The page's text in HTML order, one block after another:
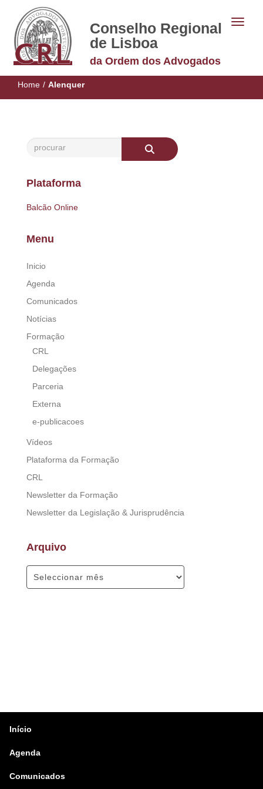
Conselho Regional
de Lisboa
da Ordem dos Advogados
Home / Alenquer
Plataforma
Balcão Online
Menu
Inicio
Agenda
Comunicados
Notícias
Formação
CRL
Delegações
Parceria
Externa
e-publicacoes
Vídeos
Plataforma da Formação
CRL
Newsletter da Formação
Newsletter da Legislação & Jurisprudência
Arquivo
Início
Agenda
Comunicados